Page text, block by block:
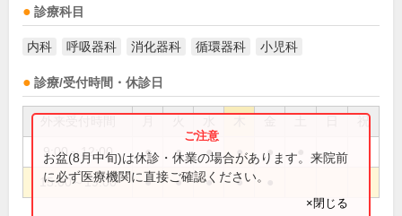
診療科目
内科 呼吸器科 消化器科 循環器科 小児科
診療/受付時間・休診日
祝
9:00～12:00 ● ● ● ● ●
15:00～19:00 ● ● ● ●
お盆(8月中旬)は休診・休業の場合があります。来院前
に必ず医療機関に直接ご確認ください。
×閉じる